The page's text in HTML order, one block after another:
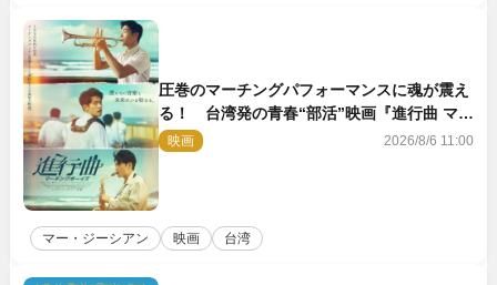
圧巻のマーチングパフォーマンスに魂が震え
る！ 台湾発の青春“部活”映画『進行曲 マー
チングボーイズ』予告解禁
映画 2026/8/6 11:00
マー・ジーシアン 映画 台湾